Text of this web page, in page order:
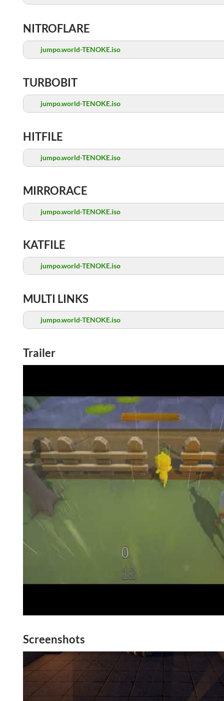
NITROFLARE
jumpo.world-TENOKE.iso
TURBOBIT
jumpo.world-TENOKE.iso
HITFILE
jumpo.world-TENOKE.iso
MIRRORACE
jumpo.world-TENOKE.iso
KATFILE
jumpo.world-TENOKE.iso
MULTI LINKS
jumpo.world-TENOKE.iso
Trailer
Screenshots